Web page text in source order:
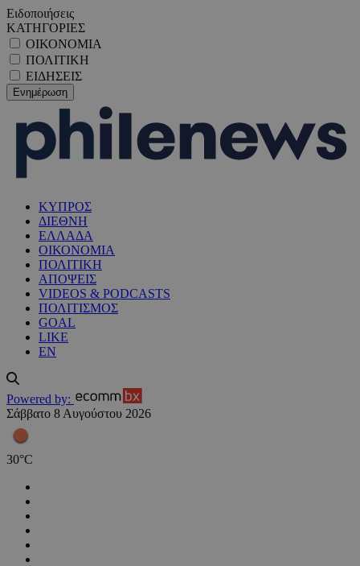
Ειδοποιήσεις
ΚΑΤΗΓΟΡΙΕΣ
ΟΙΚΟΝΟΜΙΑ
ΠΟΛΙΤΙΚΗ
ΕΙΔΗΣΕΙΣ
ΚΥΠΡΟΣ
ΔΙΕΘΝΗ
ΕΛΛΑΔΑ
ΟΙΚΟΝΟΜΙΑ
ΠΟΛΙΤΙΚΗ
ΑΠΟΨΕΙΣ
VIDEOS & PODCASTS
ΠΟΛΙΤΙΣΜΟΣ
GOAL
LIKE
EN
Powered by:
Σάββατο 8 Αυγούστου 2026
30°C